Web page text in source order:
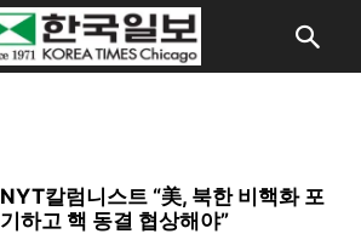
NYT칼럼니스트 “美, 북한 비핵화 포
기하고 핵 동결 협상해야”